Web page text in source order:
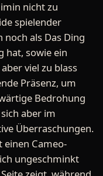
nicht zu
spielender
noch als Das Ding
hat, sowie ein
viel zu blass
Präsenz, um
Bedrohung
aber im
Überraschungen.
einen Cameo-
ungeschminkt